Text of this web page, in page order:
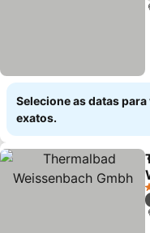
Selecione as datas
exatos.